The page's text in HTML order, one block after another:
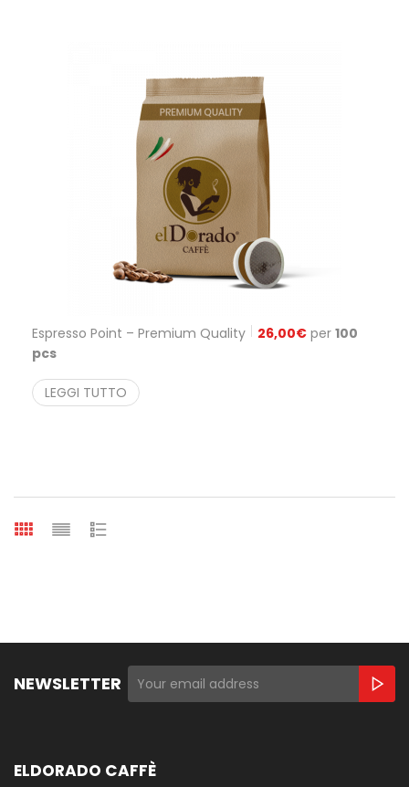
Espresso Point – Premium Quality 26,00€ per 100
pcs
LEGGI TUTTO
NEWSLETTER
ELDORADO CAFFÈ